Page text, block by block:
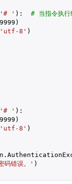
'# ' ): # 当指令执行
9999 )
'utf-8' )
'# ' ):
9999 )
'utf-8' )
码错误。' )